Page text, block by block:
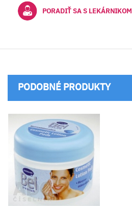
PORADIŤ SA S LEKÁRNIKOM
PODOBNÉ PRODUKTY